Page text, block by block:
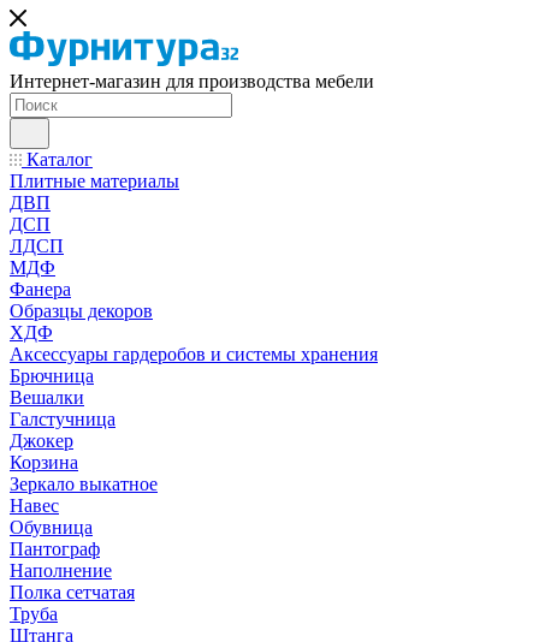
Интернет-магазин для производства мебели
Каталог
Плитные материалы
ДВП
ДСП
ЛДСП
МДФ
Фанера
Образцы декоров
ХДФ
Аксессуары гардеробов и системы хранения
Брючница
Вешалки
Галстучница
Джокер
Корзина
Зеркало выкатное
Навес
Обувница
Пантограф
Наполнение
Полка сетчатая
Труба
Штанга